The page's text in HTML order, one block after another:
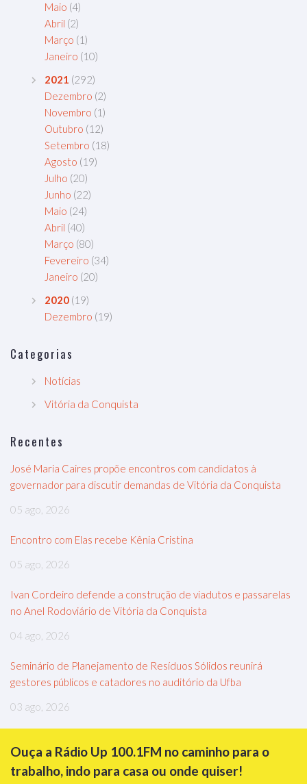
Maio (4)
Abril (2)
Março (1)
Janeiro (10)
2021 (292)
Dezembro (2)
Novembro (1)
Outubro (12)
Setembro (18)
Agosto (19)
Julho (20)
Junho (22)
Maio (24)
Abril (40)
Março (80)
Fevereiro (34)
Janeiro (20)
2020 (19)
Dezembro (19)
Categorias
Notícias
Vitória da Conquista
Recentes
José Maria Caires propõe encontros com candidatos à
governador para discutir demandas de Vitória da Conquista
05 ago, 2026
Encontro com Elas recebe Kênia Cristina
05 ago, 2026
Ivan Cordeiro defende a construção de viadutos e passarelas
no Anel Rodoviário de Vitória da Conquista
04 ago, 2026
Seminário de Planejamento de Resíduos Sólidos reunirá
gestores públicos e catadores no auditório da Ufba
03 ago, 2026
Ouça a Rádio Up 100.1FM no caminho para o
trabalho, indo para casa ou onde quiser!